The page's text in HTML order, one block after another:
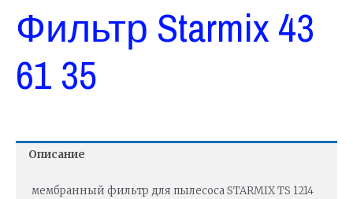
Фильтр Starmix 43
61 35
Описание
мембранный фильтр для пылесоса STARMIX TS 1214